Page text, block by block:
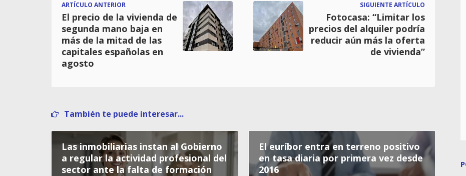
ARTÍCULO ANTERIOR
El precio de la vivienda de
segunda mano baja en
más de la mitad de las
capitales españolas en
agosto
SIGUIENTE ARTÍCULO
Fotocasa: “Limitar los
precios del alquiler podría
reducir aún más la oferta
de vivienda”
También te puede interesar...
Las inmobiliarias instan al Gobierno
a regular la actividad profesional del
sector ante la falta de formación
El euríbor entra en terreno positivo
en tasa diaria por primera vez desde
2016